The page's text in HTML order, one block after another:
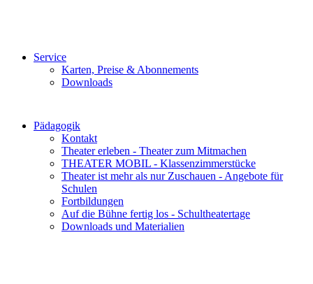
Service
Karten, Preise & Abonnements
Downloads
Pädagogik
Kontakt
Theater erleben - Theater zum Mitmachen
THEATER MOBIL - Klassenzimmerstücke
Theater ist mehr als nur Zuschauen - Angebote für
Schulen
Fortbildungen
Auf die Bühne fertig los - Schultheatertage
Downloads und Materialien